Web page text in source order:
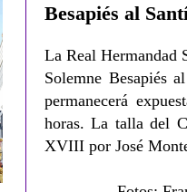
Besapiés al
La Real Hermandad
Solemne Besapiés
permanecerá
horas.La talla del
XVIII por José